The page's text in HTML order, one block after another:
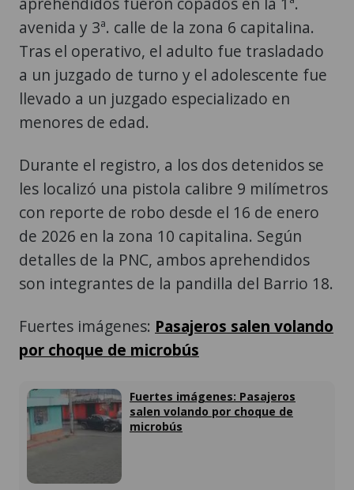
avenida y 3ª. calle de la zona 6 capitalina.
Tras el operativo, el adulto fue trasladado
a un juzgado de turno y el adolescente fue
llevado a un juzgado especializado en
menores de edad.
Durante el registro, a los dos detenidos se
les localizó una pistola calibre 9 milímetros
con reporte de robo desde el 16 de enero
de 2026 en la zona 10 capitalina. Según
detalles de la PNC, ambos aprehendidos
son integrantes de la pandilla del Barrio 18.
Fuertes imágenes: Pasajeros salen volando
por choque de microbús
Fuertes imágenes: Pasajeros
salen volando por choque de
microbús